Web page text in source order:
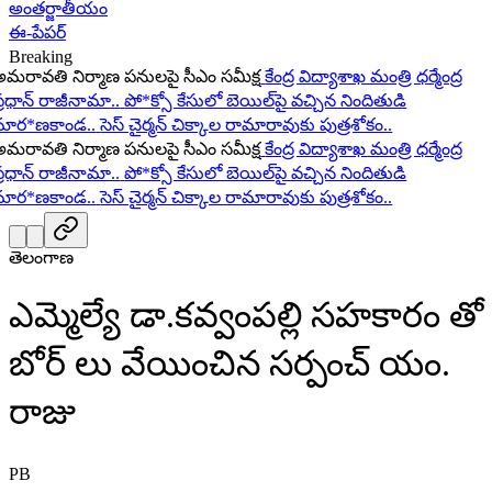
అంతర్జాతీయం
ఈ-పేపర్
Breaking
నిర్మాణ పనులపై సీఎం సమీక్ష కేంద్ర విద్యాశాఖ మంత్రి ధర్మేంద్ర
రాజీనామా.. పో*క్సో కేసులో బెయిల్‌పై వచ్చిన నిందితుడి
సెస్ చైర్మన్ చిక్కాల రామారావుకు పుత్రశోకం..
నిర్మాణ పనులపై సీఎం సమీక్ష కేంద్ర విద్యాశాఖ మంత్రి ధర్మేంద్ర
రాజీనామా.. పో*క్సో కేసులో బెయిల్‌పై వచ్చిన నిందితుడి
సెస్ చైర్మన్ చిక్కాల రామారావుకు పుత్రశోకం..
తెలంగాణ
ఎమ్మెల్యే డా.కవ్వంపల్లి సహకారం తో
బోర్ లు వేయించిన సర్పంచ్ యం.
రాజు
PB